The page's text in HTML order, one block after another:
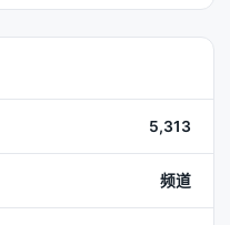
5,313
频道